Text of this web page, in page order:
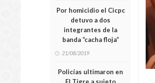
Por homicidio el Cicpc
detuvo a dos
integrantes de la
banda “cacha floja”
21/08/2019
Policías ultimaron en